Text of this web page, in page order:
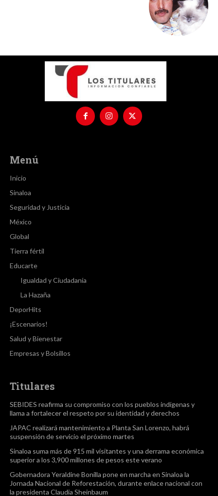
Menú
Inicio
Sinaloa
Seguridad y Justicia
México
Global
Tierra fértil
Educarte
Igualdad y Ciudadanía
La Hazaña
DeporHits
¡Escenarios!
Salud y Bienestar
Empresas y Bolsillos
Titulares
SEBIDES reafirma su compromiso con los pueblos indígenas y
llama a fortalecer el respeto por su identidad y derechos
JAPAC realizará mantenimiento a Planta San Lorenzo, habrá
suspensión de servicio el próximo martes
Sinaloa suma más de 915 mil visitantes y una derrama económica
superior a los 3,900 millones de pesos este verano
Gobernadora Yeraldine Bonilla pone en marcha en Sinaloa la
Jornada Nacional de Reforestación, durante enlace nacional con
la presidenta Claudia Sheinbaum